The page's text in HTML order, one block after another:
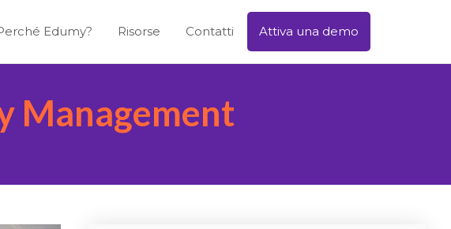
Edumy? Risorse Contatti Attiva una demo
Management